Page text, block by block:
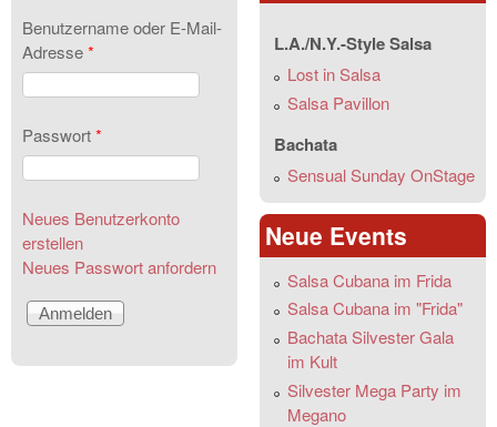
Benutzername oder E-Mail-
Adresse*
Passwort*
Neues Benutzerkonto
erstellen
Neues Passwort anfordern
L.A./N.Y.-Style Salsa
Lost in Salsa
Salsa Pavillon
Bachata
Sensual Sunday OnStage
Neue Events
Salsa Cubana im Frida
Salsa Cubana im "Frida"
Bachata Silvester Gala
im Kult
Silvester Mega Party im
Megano